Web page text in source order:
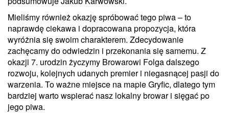
Mieliśmy również okazję spróbować tego piwa – to
naprawdę ciekawa i dopracowana propozycja, która
wyróżnia się swoim charakterem. Zdecydowanie
zachęcamy do odwiedzin i przekonania się samemu. Z
okazji 7. urodzin życzymy Browarowi Folga dalszego
rozwoju, kolejnych udanych premier i niegasnącej pasji do
warzenia. To ważne miejsce na mapie Gryfic, dlatego tym
bardziej warto wspierać nasz lokalny browar i sięgać po
jego piwa.